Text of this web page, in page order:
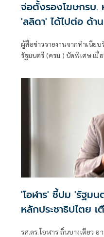
จ่อตั้งรองโฆษกรบ.
'ลลิดา' ได้ไปต่อ ด้
มิ์'
ผู้สื่อข่าวรายงานจากทำเนีย
รัฐมนตรี (ครม.) นัดพิเศษ เมื่
'โอฬาร' ชี้ปม 'รัฐม
หลักประชาธิปไตย เ
สองชั้นตัดสินคนรุ่นใ
รศ.ดร.โอฬาร ถิ่นบางเตียว